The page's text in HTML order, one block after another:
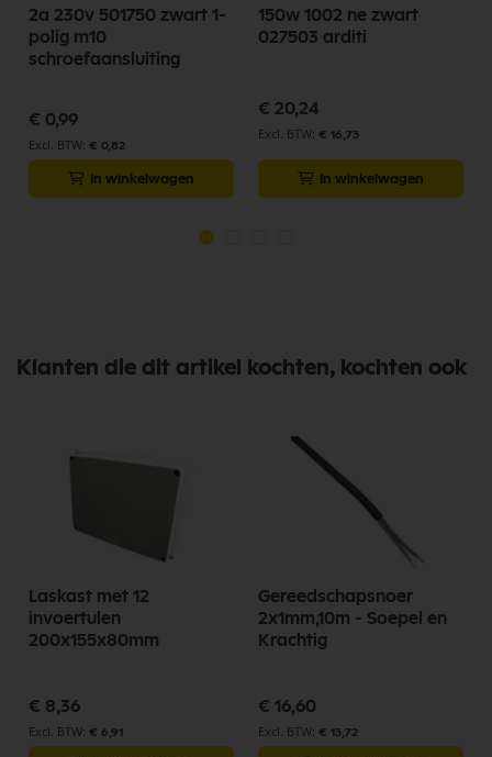
2a 230v 501750 zwart 1-
polig m10
schroefaansluiting
€ 0,99
€ 0,82
In winkelwagen
150w 1002 ne zwart
027503 arditi
€ 20,24
€ 16,73
In winkelwagen
Klanten die dit artikel kochten, kochten ook
Laskast met 12
invoertulen
200x155x80mm
€ 8,36
€ 6,91
Gereedschapsnoer
2x1mm,10m - Soepel en
Krachtig
€ 16,60
€ 13,72